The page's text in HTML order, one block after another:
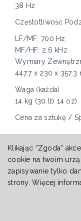
38 Hz
Częstotliwość
LF/MF: 700 Hz
MF/HF: 2.6 kHz
Wymiary
447.7 x 230 x
Waga (każda)
14 kg (30 lb 14 oz)
Cena za sztukę /
Klikając “Zgoda”
cookie na twoim
zapisywanie tylko
strony. Więcej